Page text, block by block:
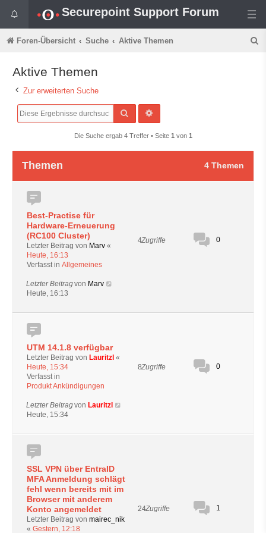
Securepoint Support Forum
Foren-Übersicht Suche Aktive Themen
Aktive Themen
Zur erweiterten Suche
Suche
Die Suche ergab 4 Treffer • Seite 1 von 1
Themen 4 Themen
Best-Practise für
Hardware-Erneuerung
(RC100 Cluster)
Letzter Beitrag von Marv «
Heute, 16:13
Verfasst in Allgemeines
4Zugriffe 0
Letzter Beitragvon Marv
Heute, 16:13
UTM 14.1.8 verfügbar
Letzter Beitrag von Lauritzl «
Heute, 15:34
Verfasst in
Produkt Ankündigungen
8Zugriffe 0
Letzter Beitragvon Lauritzl
Heute, 15:34
SSL VPN über EntraID
MFA Anmeldung schlägt
fehl wenn bereits mit im
Browser mit anderem
Konto angemeldet
Letzter Beitrag von mairec_nik
« Gestern, 12:18
24Zugriffe 1